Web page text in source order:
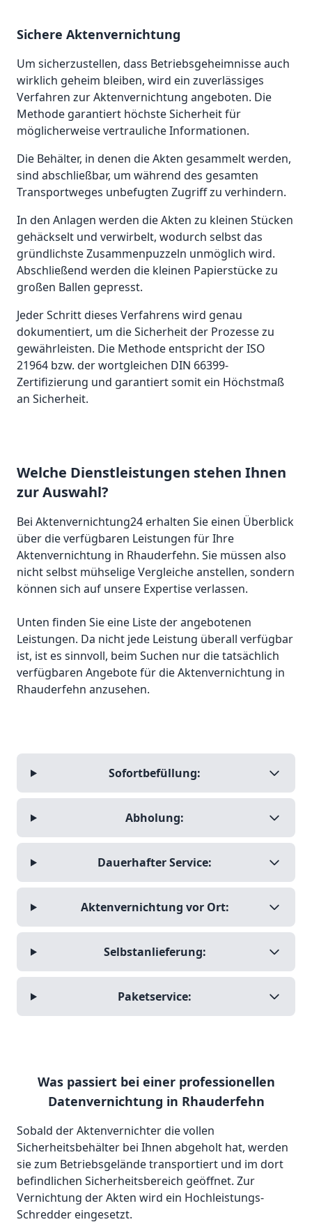
Sichere Aktenvernichtung
Um sicherzustellen, dass Betriebsgeheimnisse auch
wirklich geheim bleiben, wird ein zuverlässiges
Verfahren zur Aktenvernichtung angeboten. Die
Methode garantiert höchste Sicherheit für
möglicherweise vertrauliche Informationen.
Die Behälter, in denen die Akten gesammelt werden,
sind abschließbar, um während des gesamten
Transportweges unbefugten Zugriff zu verhindern.
In den Anlagen werden die Akten zu kleinen Stücken
gehäckselt und verwirbelt, wodurch selbst das
gründlichste Zusammenpuzzeln unmöglich wird.
Abschließend werden die kleinen Papierstücke zu
großen Ballen gepresst.
Jeder Schritt dieses Verfahrens wird genau
dokumentiert, um die Sicherheit der Prozesse zu
gewährleisten. Die Methode entspricht der ISO
21964 bzw. der wortgleichen DIN 66399-
Zertifizierung und garantiert somit ein Höchstmaß
an Sicherheit.
Welche Dienstleistungen stehen Ihnen
zur Auswahl?
Bei Aktenvernichtung24 erhalten Sie einen Überblick
über die verfügbaren Leistungen für Ihre
Aktenvernichtung in Rhauderfehn. Sie müssen also
nicht selbst mühselige Vergleiche anstellen, sondern
können sich auf unsere Expertise verlassen.
Unten finden Sie eine Liste der angebotenen
Leistungen. Da nicht jede Leistung überall verfügbar
ist, ist es sinnvoll, beim Suchen nur die tatsächlich
verfügbaren Angebote für die Aktenvernichtung in
Rhauderfehn anzusehen.
Sofortbefüllung:
Abholung:
Dauerhafter Service:
Aktenvernichtung vor Ort:
Selbstanlieferung:
Paketservice:
Was passiert bei einer professionellen
Datenvernichtung in Rhauderfehn
Sobald der Aktenvernichter die vollen
Sicherheitsbehälter bei Ihnen abgeholt hat, werden
sie zum Betriebsgelände transportiert und im dort
befindlichen Sicherheitsbereich geöffnet. Zur
Vernichtung der Akten wird ein Hochleistungs-
Schredder eingesetzt.